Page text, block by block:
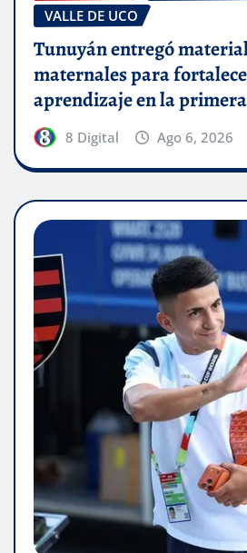
VALLE DE UCO
Tunuyán entregó
maternales para
aprendizaje en la
8 Digital Ago 6, 2026